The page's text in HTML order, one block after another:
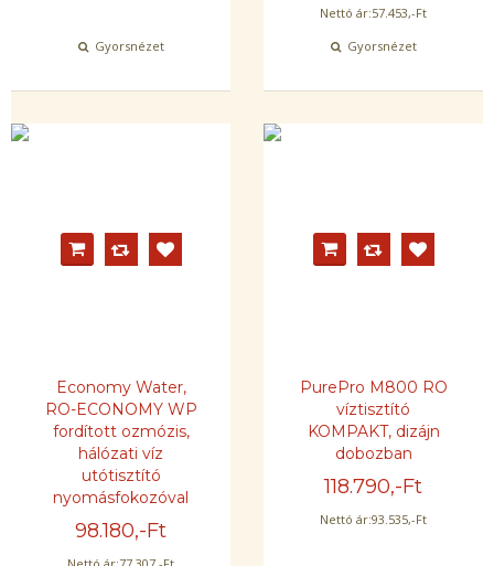
Gyorsnézet
Nettó ár:57.453,-Ft
Gyorsnézet
Economy Water,
RO-ECONOMY WP
fordított ozmózis,
hálózati víz
utótisztító
nyomásfokozóval
98.180,-Ft
PurePro M800 RO
víztisztító
KOMPAKT, dizájn
dobozban
118.790,-Ft
Nettó ár:93.535,-Ft